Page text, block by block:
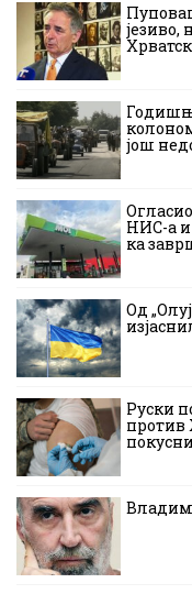
језиво,
још
НИС-а
ка
Од
Руски
против